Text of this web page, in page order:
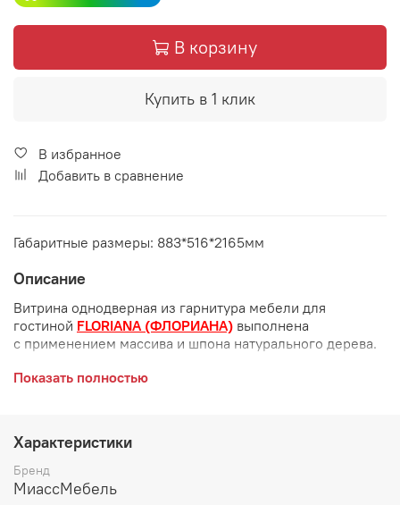
В корзину
Купить в 1 клик
В избранное
Добавить в сравнение
Габаритные размеры: 883*516*2165мм
Описание
Витрина однодверная из гарнитура мебели для
гостиной FLORIANA (ФЛОРИАНА) выполнена
с применением массива и шпона натурального дерева.
Витрину отличает изящный декор в виде гравировки
Выполнена с высокоглянцевым лаковым покрытием.
Габаритные размеры:
Показать полностью
Характеристики
Бренд
МиассМебель